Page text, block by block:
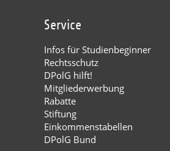
Service
Infos für Studienbeginner
Rechtsschutz
DPolG hilft!
Mitgliederwerbung
Rabatte
Stiftung
Einkommenstabellen
DPolG Bund